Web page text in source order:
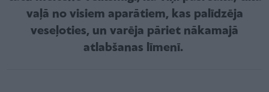
vaļā no visiem aparātiem, kas palīdzēja
veseļoties, un varēja pāriet nākamajā
atlabšanas līmenī.